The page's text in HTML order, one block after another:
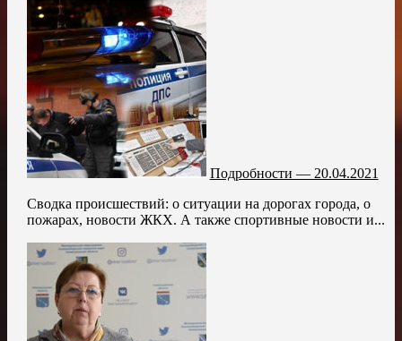
Подробности — 20.04.2021
Сводка происшествий: о ситуации на дорогах города, о
пожарах, новости ЖКХ. А также спортивные новости и...